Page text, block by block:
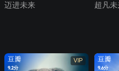
迈进未来
VIP
豆瓣
9.2分
豆瓣
9.6分